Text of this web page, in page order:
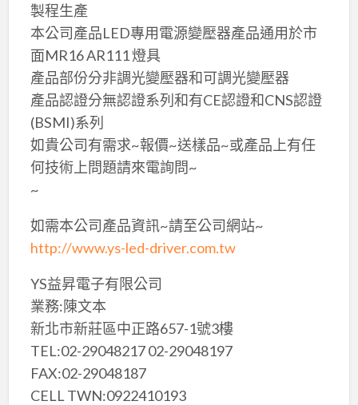
製程生產
本公司產品LED專用電源變壓器產品通用於市
面MR16 AR111 燈具
產品部份分非調光變壓器和可調光變壓器
產品認證分無認證系列和有CE認證和CNS認證
(BSMI)系列
如貴公司有需求~報價~送樣品~或產品上有任
何技術上問題請來電詢問~
~
如需本公司產品資訊~請至公司網站~
http://www.ys-led-driver.com.tw
YS益昇電子有限公司
業務:陳文本
新北市新莊區中正路657-1號3樓
TEL:02-29048217 02-29048197
FAX:02-29048187
CELL TWN:0922410193